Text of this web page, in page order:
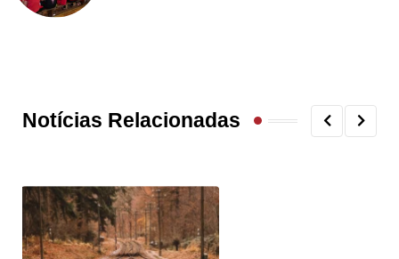
Notícias Relacionadas